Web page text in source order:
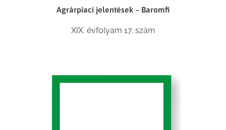
Agrárpiaci jelentések – Baromfi
XIX. évfolyam 17. szám